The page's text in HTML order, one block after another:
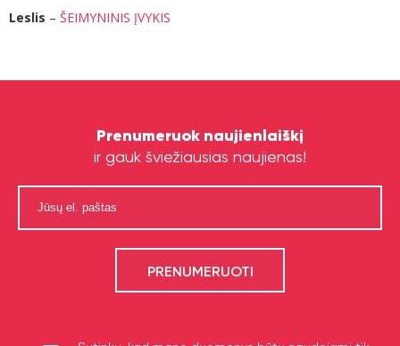
Leslis – ŠEIMYNINIS ĮVYKIS
Prenumeruok naujienlaiškį
ir gauk šviežiausias naujienas!